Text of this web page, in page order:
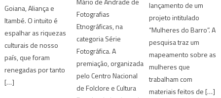
Goiana, Aliança e
Itambé. O intuito é
espalhar as riquezas
culturais de nosso
país, que foram
renegadas por tanto
[…]
Fotografias
Etnográficas, na
categoria Série
Fotográfica. A
premiação, organizada
pelo Centro Nacional
de Folclore e Cultura
lançamento de um
projeto intitulado
“Mulheres do Barro”. A
pesquisa traz um
mapeamento sobre as
mulheres que
trabalham com
materiais feitos de […]